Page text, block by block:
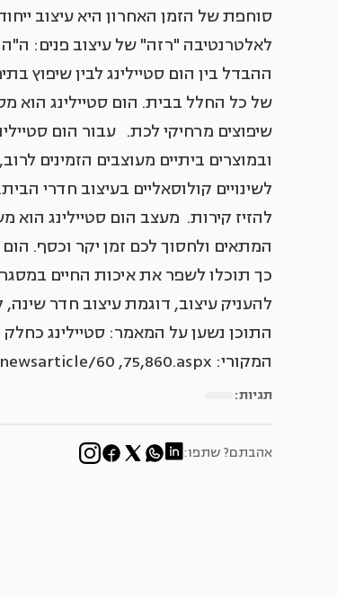
סוחפת של הזמן האחרון היא עיצוב
לאלטרנטיבה "רזה" של עיצוב פנים:
ההבדל בין הום סטיילינג לבין שיפוץ
של כל החלל בבית. הום סטיילינג הוא
שיפוצים מרחיקי לכת. עבור הום
ובמוצרים ביתיים מעוצבים הזמינים
לשינויים קולוסאליים בעיצוב חדרי
להזיז קירות. מעצב הום סטיילינג
המתאים ולחסוך לכם זמן יקר וכסף. הום
כך תוכלו לשפר את איכות החיים
להעניק עיצוב, דוגמת עיצוב חדר
התוכן נשען על המאמר: סטיילינג
המקורי: http://www.baitvenoy.co.il/newsarticle/60 ,75,860.aspx
תגיות:
אהבתם? שתפו: